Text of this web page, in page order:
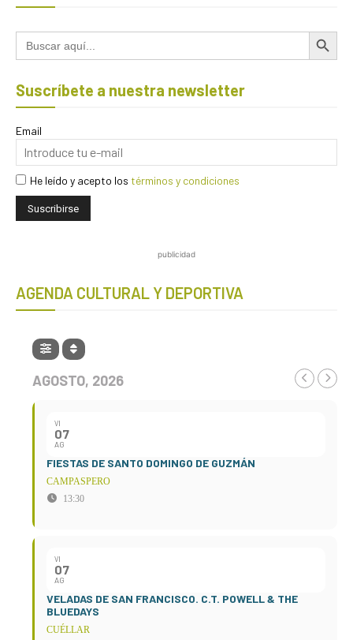
Buscar: Botón de
Suscríbete a nuestra newsletter
Email
He leído y acepto los términos y condiciones
publicidad
AGENDA CULTURAL Y DEPORTIVA
AGOSTO, 2026
VI
07
AG
FIESTAS DE SANTO DOMINGO DE GUZMÁN
CAMPASPERO
13:30
VI
07
AG
VELADAS DE SAN FRANCISCO. C.T. POWELL & THE
BLUEDAYS
CUÉLLAR